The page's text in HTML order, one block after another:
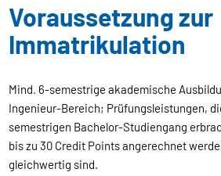
Voraussetzung zur
Immatrikulation
Mind. 6-semestrige akademische
Ingenieur-Bereich; Prüfungsleistungen,
semestrigen Bachelor-Studiengang
bis zu 30 Credit Points angerechnet
gleichwertig sind.